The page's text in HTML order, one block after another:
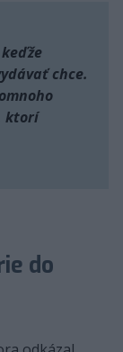
chce.
ktorí
do